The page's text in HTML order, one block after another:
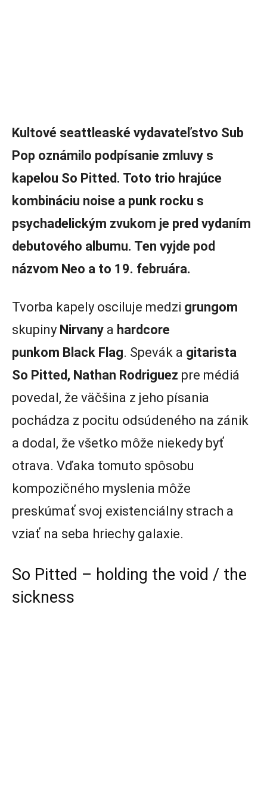
Kultové seattleaské vydavateľstvo Sub
Pop oznámilo podpísanie zmluvy s
kapelou So Pitted. Toto trio hrajúce
kombináciu noise a punk rocku s
psychadelickým zvukom je pred vydaním
debutového albumu. Ten vyjde pod
názvom Neo a to 19. februára.
Tvorba kapely osciluje medzi grungom
skupiny Nirvany a hardcore
punkom Black Flag. Spevák a gitarista
So Pitted, Nathan Rodriguez pre médiá
povedal, že väčšina z jeho písania
pochádza z pocitu odsúdeného na zánik
a dodal, že všetko môže niekedy byť
otrava. Vďaka tomuto spôsobu
kompozičného myslenia môže
preskúmať svoj existenciálny strach a
vziať na seba hriechy galaxie.
So Pitted – holding the void / the
sickness